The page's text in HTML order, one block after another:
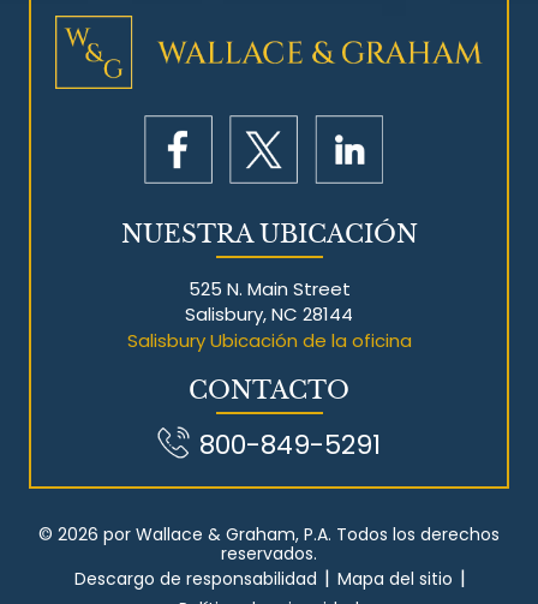
NUESTRA UBICACIÓN
525 N. Main Street
Salisbury, NC 28144
Salisbury Ubicación de la oficina
CONTACTO
800-849-5291
© 2026 por Wallace & Graham, P.A. Todos los derechos
reservados.
Descargo de responsabilidad | Mapa del sitio |